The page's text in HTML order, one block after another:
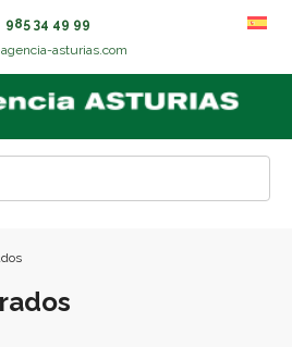
985 34 49 99
asturias.com